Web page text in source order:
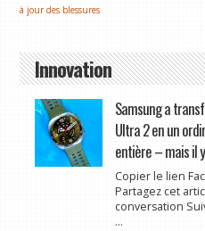
à jour des blessures
Innovation
Samsung a
Ultra 2 en un
entière – mais il
Copier le lien
Partagez cet
conversation
...